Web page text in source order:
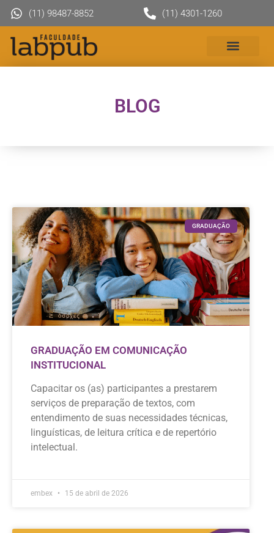
(11) 98487-8852 (11) 4301-1260
BLOG
GRADUAÇÃO
GRADUAÇÃO EM COMUNICAÇÃO
INSTITUCIONAL
Capacitar os (as) participantes a prestarem
serviços de preparação de textos, com
entendimento de suas necessidades técnicas,
linguísticas, de leitura crítica e de repertório
intelectual.
embex 15 de abril de 2026